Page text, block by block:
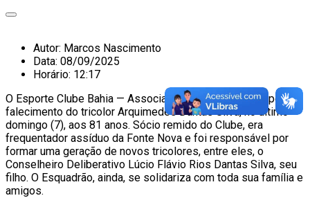
Autor: Marcos Nascimento
Data: 08/09/2025
Horário: 12:17
O Esporte Clube Bahia — Associação manifesta pesar pelo
falecimento do tricolor Arquimedes Dantas Silva, no último
domingo (7), aos 81 anos. Sócio remido do Clube, era
frequentador assíduo da Fonte Nova e foi responsável por
formar uma geração de novos tricolores, entre eles, o
Conselheiro Deliberativo Lúcio Flávio Rios Dantas Silva, seu
filho. O Esquadrão, ainda, se solidariza com toda sua família e
amigos.